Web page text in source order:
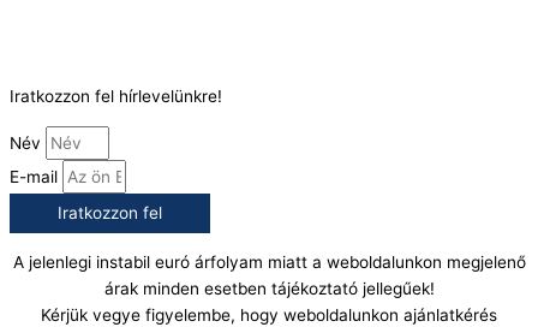
Iratkozzon fel hírlevelünkre!
Név
E-mail
Iratkozzon fel
A jelenlegi instabil euró árfolyam miatt a weboldalunkon megjelenő
árak minden esetben tájékoztató jellegűek!
Kérjük vegye figyelembe, hogy weboldalunkon ajánlatkérés